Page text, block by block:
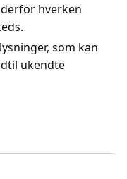
hverken
som kan
ukendte